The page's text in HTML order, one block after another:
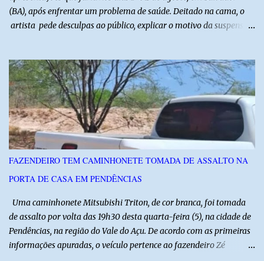
(BA), após enfrentar um problema de saúde. Deitado na cama, o
artista pede desculpas ao público, explicar o motivo da suspensão
impossível viajar e subir ao palco. O comediante contou que
precisou ser levado a um hospital depois de perder a capacidade
de andar normalmente. “Eu não estou conseguindo nem me
levantar direito da cama. É um processo muito dolorido”, relatou o
humorista. Durante o atendimento médico, o humorista foi
diagnosticado com “bico de papagaio” na região da coluna. De
acordo com ele, os laudos médicos já foram encaminhados à
equipe responsável, que acompanha o tratamento. Zé Lezin
afirmou ainda que está passando por um tratamento intenso, com
FAZENDEIRO TEM CAMINHONETE TOMADA DE ASSALTO NA
PORTA DE CASA EM PENDÊNCIAS
Uma caminhonete Mitsubishi Triton, de cor branca, foi tomada
de assalto por volta das 19h30 desta quarta-feira (5), na cidade de
Pendências, na região do Vale do Açu. De acordo com as primeiras
informações apuradas, o veículo pertence ao fazendeiro Zé